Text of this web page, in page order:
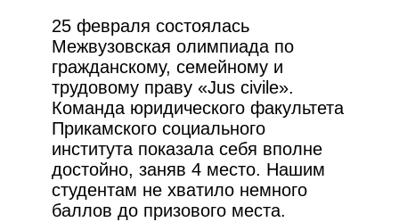
25 февраля состоялась
Межвузовская олимпиада по
гражданскому, семейному и
трудовому праву «Jus civile».
Команда юридического факультета
Прикамского социального
института показала себя вполне
достойно, заняв 4 место. Нашим
студентам не хватило немного
баллов до призового места.